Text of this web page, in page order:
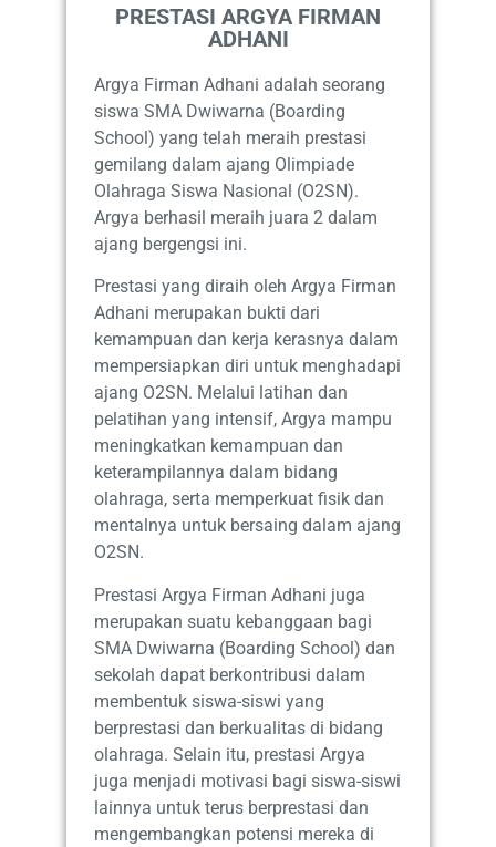
PRESTASI ARGYA FIRMAN
ADHANI
Argya Firman Adhani adalah seorang
siswa SMA Dwiwarna (Boarding
School) yang telah meraih prestasi
gemilang dalam ajang Olimpiade
Olahraga Siswa Nasional (O2SN).
Argya berhasil meraih juara 2 dalam
ajang bergengsi ini.
Prestasi yang diraih oleh Argya Firman
Adhani merupakan bukti dari
kemampuan dan kerja kerasnya dalam
mempersiapkan diri untuk menghadapi
ajang O2SN. Melalui latihan dan
pelatihan yang intensif, Argya mampu
meningkatkan kemampuan dan
keterampilannya dalam bidang
olahraga, serta memperkuat fisik dan
mentalnya untuk bersaing dalam ajang
O2SN.
Prestasi Argya Firman Adhani juga
merupakan suatu kebanggaan bagi
SMA Dwiwarna (Boarding School) dan
sekolah dapat berkontribusi dalam
membentuk siswa-siswi yang
berprestasi dan berkualitas di bidang
olahraga. Selain itu, prestasi Argya
juga menjadi motivasi bagi siswa-siswi
lainnya untuk terus berprestasi dan
mengembangkan potensi mereka di